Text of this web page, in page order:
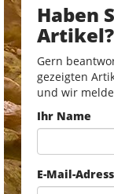
Haben
Artikel?
Gern
gezeigten
und wir
Ihr Name
E-Mail-